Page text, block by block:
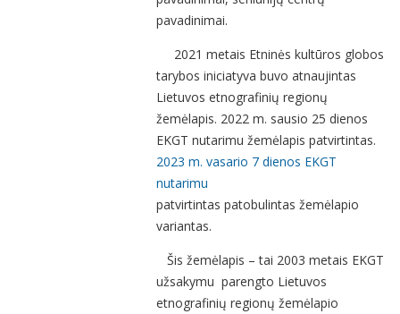
pavadinimai.
2021 metais Etninės kultūros globos
tarybos iniciatyva buvo atnaujintas
Lietuvos etnografinių regionų
žemėlapis. 2022 m. sausio 25 dienos
EKGT nutarimu žemėlapis patvirtintas.
2023 m. vasario 7 dienos EKGT
nutarimu
patvirtintas patobulintas žemėlapio
variantas.
Šis žemėlapis – tai 2003 metais EKGT
užsakymu parengto Lietuvos
etnografinių regionų žemėlapio